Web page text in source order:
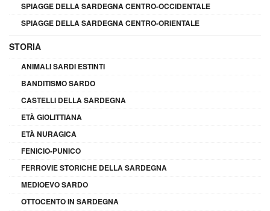
SPIAGGE DELLA SARDEGNA CENTRO-OCCIDENTALE
SPIAGGE DELLA SARDEGNA CENTRO-ORIENTALE
STORIA
ANIMALI SARDI ESTINTI
BANDITISMO SARDO
CASTELLI DELLA SARDEGNA
ETÀ GIOLITTIANA
ETÀ NURAGICA
FENICIO-PUNICO
FERROVIE STORICHE DELLA SARDEGNA
MEDIOEVO SARDO
OTTOCENTO IN SARDEGNA